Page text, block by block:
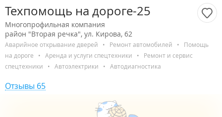
Техпомощь на дороге-25
Многопрофильная компания
район "Вторая речка", ул. Кирова, 62
Аварийное открывание дверей • Ремонт автомобилей •
Помощь
на дороге
• Аренда и услуги спецтехники •
Ремонт и сервис
спецтехники
• Автоэлектрики • Автодиагностика
Отзывы 65